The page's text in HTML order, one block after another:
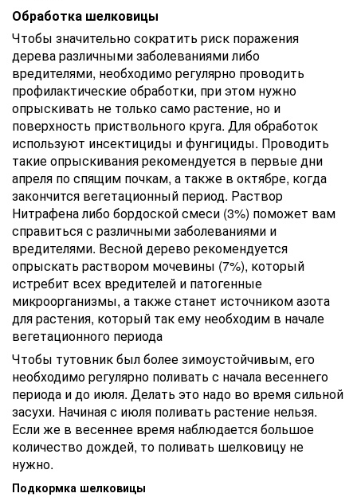
Обработка шелковицы
Чтобы значительно сократить риск поражения
дерева различными заболеваниями либо
вредителями, необходимо регулярно проводить
профилактические обработки, при этом нужно
опрыскивать не только само растение, но и
поверхность приствольного круга. Для обработок
используют инсектициды и фунгициды. Проводить
такие опрыскивания рекомендуется в первые дни
апреля по спящим почкам, а также в октябре, когда
закончится вегетационный период. Раствор
Нитрафена либо бордоской смеси (3%) поможет вам
справиться с различными заболеваниями и
вредителями. Весной дерево рекомендуется
опрыскать раствором мочевины (7%), который
истребит всех вредителей и патогенные
микроорганизмы, а также станет источником азота
для растения, который так ему необходим в начале
вегетационного периода
Чтобы тутовник был более зимоустойчивым, его
необходимо регулярно поливать с начала весеннего
периода и до июля. Делать это надо во время сильной
засухи. Начиная с июля поливать растение нельзя.
Если же в весеннее время наблюдается большое
количество дождей, то поливать шелковицу не
нужно.
Подкормка шелковицы